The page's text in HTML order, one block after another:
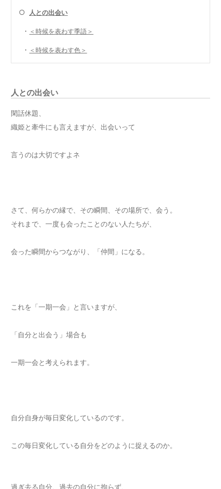
○ 人との出会い
・ ＜時候を表わす季語＞
・ ＜時候を表わす色＞
人との出会い
閑話休題、
織姫と牽牛にも言えますが、出会いって
言うのは大切ですよネ
さて、何らかの縁で、その瞬間、その場所で、会う。
それまで、一度も会ったことのない人たちが、
会った瞬間からつながり、「仲間」になる。
これを「一期一会」と言いますが、
「自分と出会う」場合も
一期一会と考えられます。
自分自身が毎日変化しているのです。
この毎日変化している自分をどのように捉えるのか。
過ぎ去る自分、過去の自分に拘らず、